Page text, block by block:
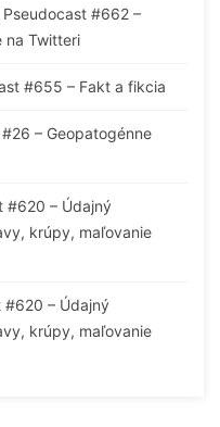
Pseudocast #662 –
na Twitteri
#655 – Fakt a fikcia
– Geopatogénne
#620 – Údajný
krúpy, maľovanie
#620 – Údajný
krúpy, maľovanie